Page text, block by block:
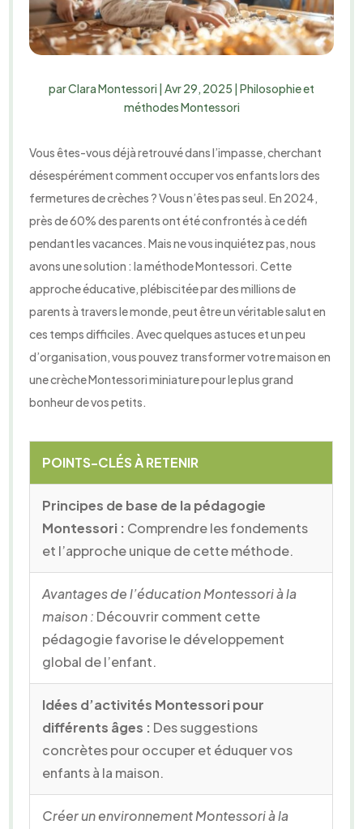
parClara Montessori Avr 29, 2025 Philosophie et
méthodes Montessori
Vous êtes-vous déjà retrouvé dans l’impasse, cherchant
désespérément comment occuper vos enfants lors des
fermetures de crèches ? Vous n’êtes pas seul. En 2024,
près de 60% des parents ont été confrontés à ce défi
pendant les vacances. Mais ne vous inquiétez pas, nous
avons une solution : la méthode Montessori. Cette
approche éducative, plébiscitée par des millions de
parents à travers le monde, peut être un véritable salut en
ces temps difficiles. Avec quelques astuces et un peu
d’organisation, vous pouvez transformer votre maison en
une crèche Montessori miniature pour le plus grand
bonheur de vos petits.
POINTS-CLÉS À RETENIR
Principes de base de la pédagogie
Montessori : Comprendre les fondements
et l’approche unique de cette méthode.
Avantages de l’éducation Montessori à la
maison : Découvrir comment cette
pédagogie favorise le développement
global de l’enfant.
Idées d’activités Montessori pour
différents âges : Des suggestions
concrètes pour occuper et éduquer vos
enfants à la maison.
Créer un environnement Montessori à la